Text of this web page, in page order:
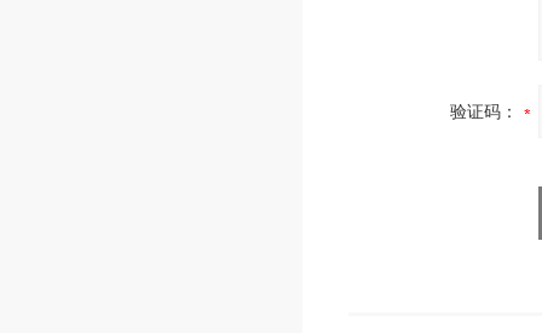
验证码：